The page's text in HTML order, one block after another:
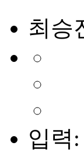
최승
입력